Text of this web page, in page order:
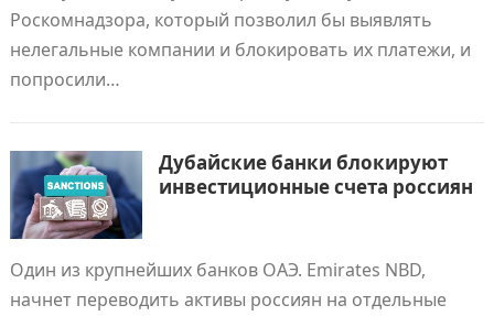
Роскомнадзора, который позволил бы выявлять
нелегальные компании и блокировать их платежи, и
попросили…
Дубайские банки блокируют
инвестиционные счета россиян
Один из крупнейших банков ОАЭ. Emirates NBD,
начнет переводить активы россиян на отдельные